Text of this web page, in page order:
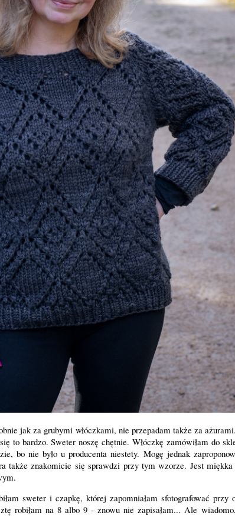
jak za grubymi włóczkami, nie przepadam także za
to bardzo. Sweter noszę chętnie. Włóczkę zamówiłam do
bo nie było u producenta niestety. Mogę jednak
także znakomicie się sprawdzi przy tym wzorze. Jest
sweter i czapkę, której zapomniałam sfotografować
robiłam na 8 albo 9 - znowu nie zapisałam... Ale